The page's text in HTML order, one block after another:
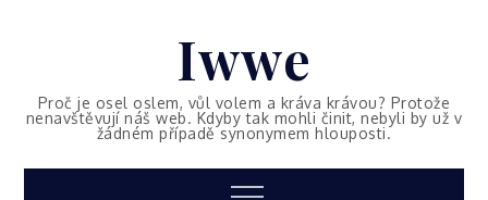
Iwwe
Proč je osel oslem, vůl volem a kráva krávou? Protože
nenavštěvují náš web. Kdyby tak mohli činit, nebyli by už v
žádném případě synonymem hlouposti.
Menu